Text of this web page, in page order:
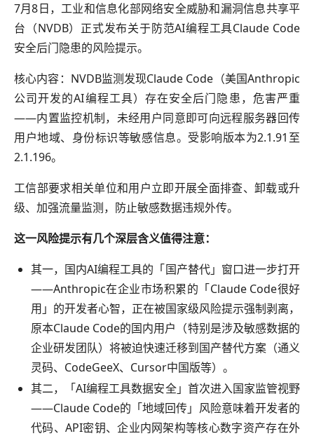
7月8日，工业和信息化部网络安全威胁和漏洞信息共享平
台（NVDB）正式发布关于防范AI编程工具Claude Code
安全后门隐患的风险提示。
核心内容：NVDB监测发现Claude Code（美国Anthropic
公司开发的AI编程工具）存在安全后门隐患，危害严重
——内置监控机制，未经用户同意即可向远程服务器回传
用户地域、身份标识等敏感信息。受影响版本为2.1.91至
2.1.196。
工信部要求相关单位和用户立即开展全面排查、卸载或升
级、加强流量监测，防止敏感数据违规外传。
这一风险提示有几个深层含义值得注意：
其一，国内AI编程工具的「国产替代」窗口进一步打开
——Anthropic在企业市场积累的「Claude Code很好
用」的开发者心智，正在被国家级风险提示强制剥离，
原本Claude Code的国内用户（特别是涉及敏感数据的
企业研发团队）将被迫快速迁移到国产替代方案（通义
灵码、CodeGeeX、Cursor中国版等）。
其二，「AI编程工具数据安全」首次进入国家监管视野
——Claude Code的「地域回传」风险意味着开发者的
代码、API密钥、企业内网架构等核心数字资产存在外